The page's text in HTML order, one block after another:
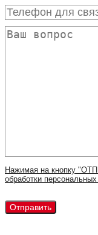
Нажимая на кнопку
обработки